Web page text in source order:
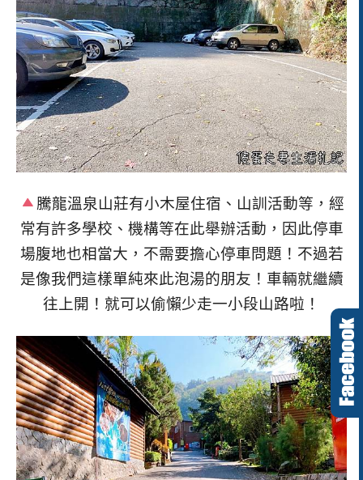
騰龍溫泉山莊有小木屋住宿、山訓活動等，經
常有許多學校、機構等在此舉辦活動，因此停車
場腹地也相當大，不需要擔心停車問題！不過若
是像我們這樣單純來此泡湯的朋友！車輛就繼續
往上開！就可以偷懶少走一小段山路啦！